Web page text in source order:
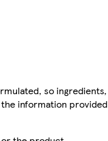
so ingredients,
information provided